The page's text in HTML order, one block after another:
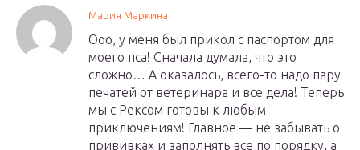
Мария Маркина
Ооо, у меня был прикол с паспортом для
моего пса! Сначала думала, что это
сложно… А оказалось, всего-то надо пару
печатей от ветеринара и все дела! Теперь
мы с Рексом готовы к любым
приключениям! Главное — не забывать о
прививках и заполнять все по порядку, а